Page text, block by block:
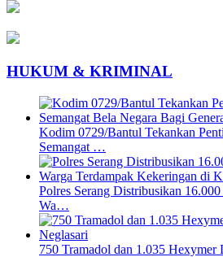
HUKUM & KRIMINAL
Kodim 0729/Bantul Tekankan
Semangat …
Polres Serang Distribusikan
Wa…
750 Tramadol dan 1.035 Hexymer